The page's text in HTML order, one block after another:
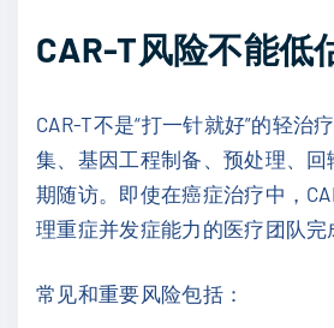
CAR-T风险不能低
CAR-T不是“打一针就好”的轻治
集、基因工程制备、预处理、
期随访。即使在癌症治疗中，
理重症并发症能力的医疗团队完
常见和重要风险包括：